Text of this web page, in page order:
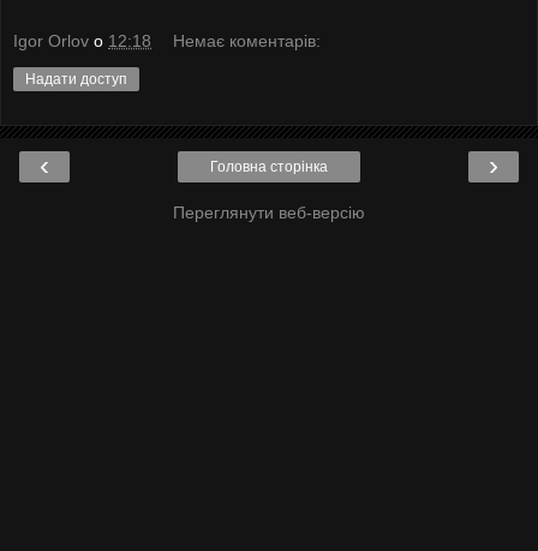
Igor Orlov о 12:18 Немає коментарів:
Надати доступ
‹ ›
Головна сторінка
Переглянути веб-версію